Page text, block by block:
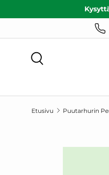
SIIRRY
Etusivu Puutarhurin